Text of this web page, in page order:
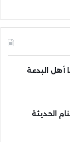
أهل البدعة
الحديثة